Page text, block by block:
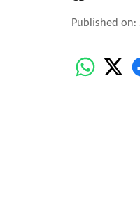
Published on: